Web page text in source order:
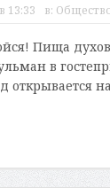
13:33 в:
Пища
в
открывается